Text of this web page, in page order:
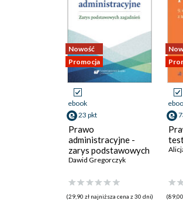
Nowość
Promocja
ebook
23 pkt
Prawo
administracyjne -
zarys podstawowych
zagadnień
Dawid Gregorczyk
(29,90 zł najniższa cena z 30 dni)